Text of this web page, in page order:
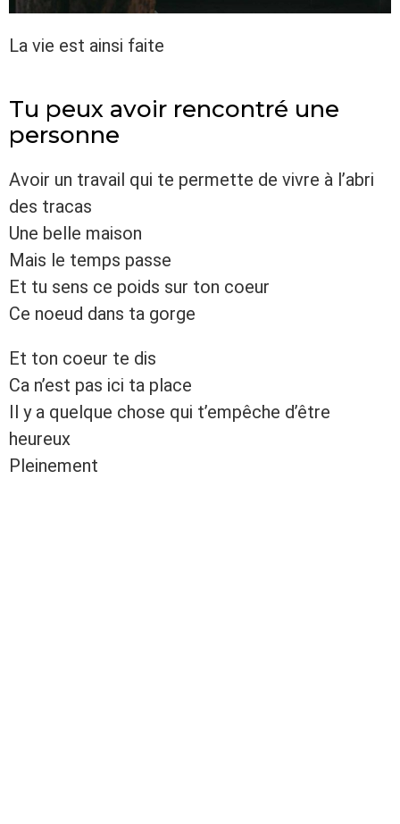
La vie est ainsi faite
Tu peux avoir rencontré une
personne
Avoir un travail qui te permette de vivre à l’abri
des tracas
Une belle maison
Mais le temps passe
Et tu sens ce poids sur ton coeur
Ce noeud dans ta gorge
Et ton coeur te dis
Ca n’est pas ici ta place
Il y a quelque chose qui t’empêche d’être
heureux
Pleinement